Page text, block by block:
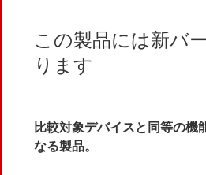
この製品には新バ
ります
比較対象デバイスと同等の機
なる製品。